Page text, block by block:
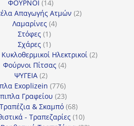
ΦΟΥΡΝΟΙ 1414
προϊόντα
Απαγωγής Ατμών 22
Λαμαρίνες 44
Στόφες 11
προϊόν
Σχάρες 11
προϊόν
Ηλεκτρικοί 22
Φούρνοι Πίτσας 44
ΨΥΓΕΙΑ 22
προϊόντα
Exoplizein 776776
προϊόντα
Γραφείου 2323
προϊόντα
& Σκαμπό 6868
προϊόντα
- Τραπεζαρίες 1010